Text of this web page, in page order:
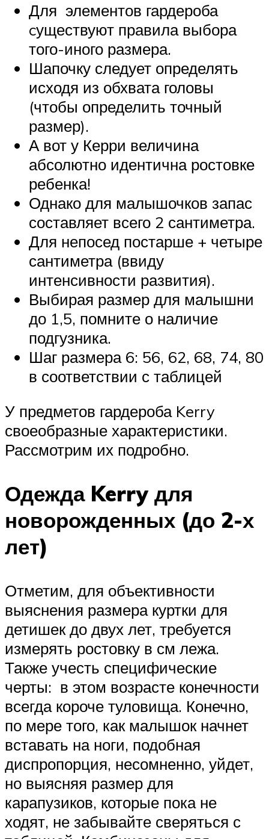
Для элементов гардероба
cуществуют правила выбора
того-иного размера.
Шапочку следует определять
исходя из обхвата головы
(чтобы определить точный
размер).
А вот у Керри величина
абсолютно идентична ростовке
ребенка!
Однако для малышочков запас
составляет всего 2 сантиметра.
Для непосед постарше + четыре
сантиметра (ввиду
интенсивности развития).
Выбирая размер для малышни
до 1,5, помните о наличие
подгузника.
Шаг размера 6: 56, 62, 68, 74, 80
в соответствии с таблицей
У предметов гардероба Kerry
своеобразные характеристики.
Рассмотрим их подробно.
Одежда Kerry для
новорожденных (до 2-х
лет)
Отметим, для объективности
выяснения размера куртки для
детишек до двух лет, требуется
измерять ростовку в см лежа.
Также учесть специфические
черты: в этом возрасте конечности
всегда короче туловища. Конечно,
по мере того, как малышок начнет
вставать на ноги, подобная
диспропорция, несомненно, уйдет,
но выясняя размер для
карапузиков, которые пока не
ходят, не забывайте сверяться с